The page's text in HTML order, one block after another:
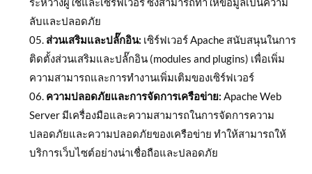
ลับและปลอดภัย
ส่วนเสริมและปลั๊กอิน: เซิร์ฟเวอร์ Apache สนับสนุนในการ
ติดตั้งส่วนเสริมและปลั๊กอิน (modules and plugins) เพื่อเพิ่ม
ความสามารถและการทำงานเพิ่มเติมของเซิร์ฟเวอร์
ความปลอดภัยและการจัดการเครือข่าย: Apache Web
Server มีเครื่องมือและความสามารถในการจัดการความ
ปลอดภัยและความปลอดภัยของเครือข่าย ทำให้สามารถให้
บริการเว็บไซต์อย่างน่าเชื่อถือและปลอดภัย